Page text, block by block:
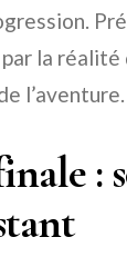
la
l’aventure.
: